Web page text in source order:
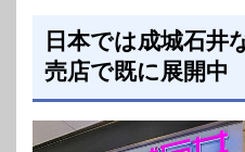
日本では成城石井
売店で既に展開中